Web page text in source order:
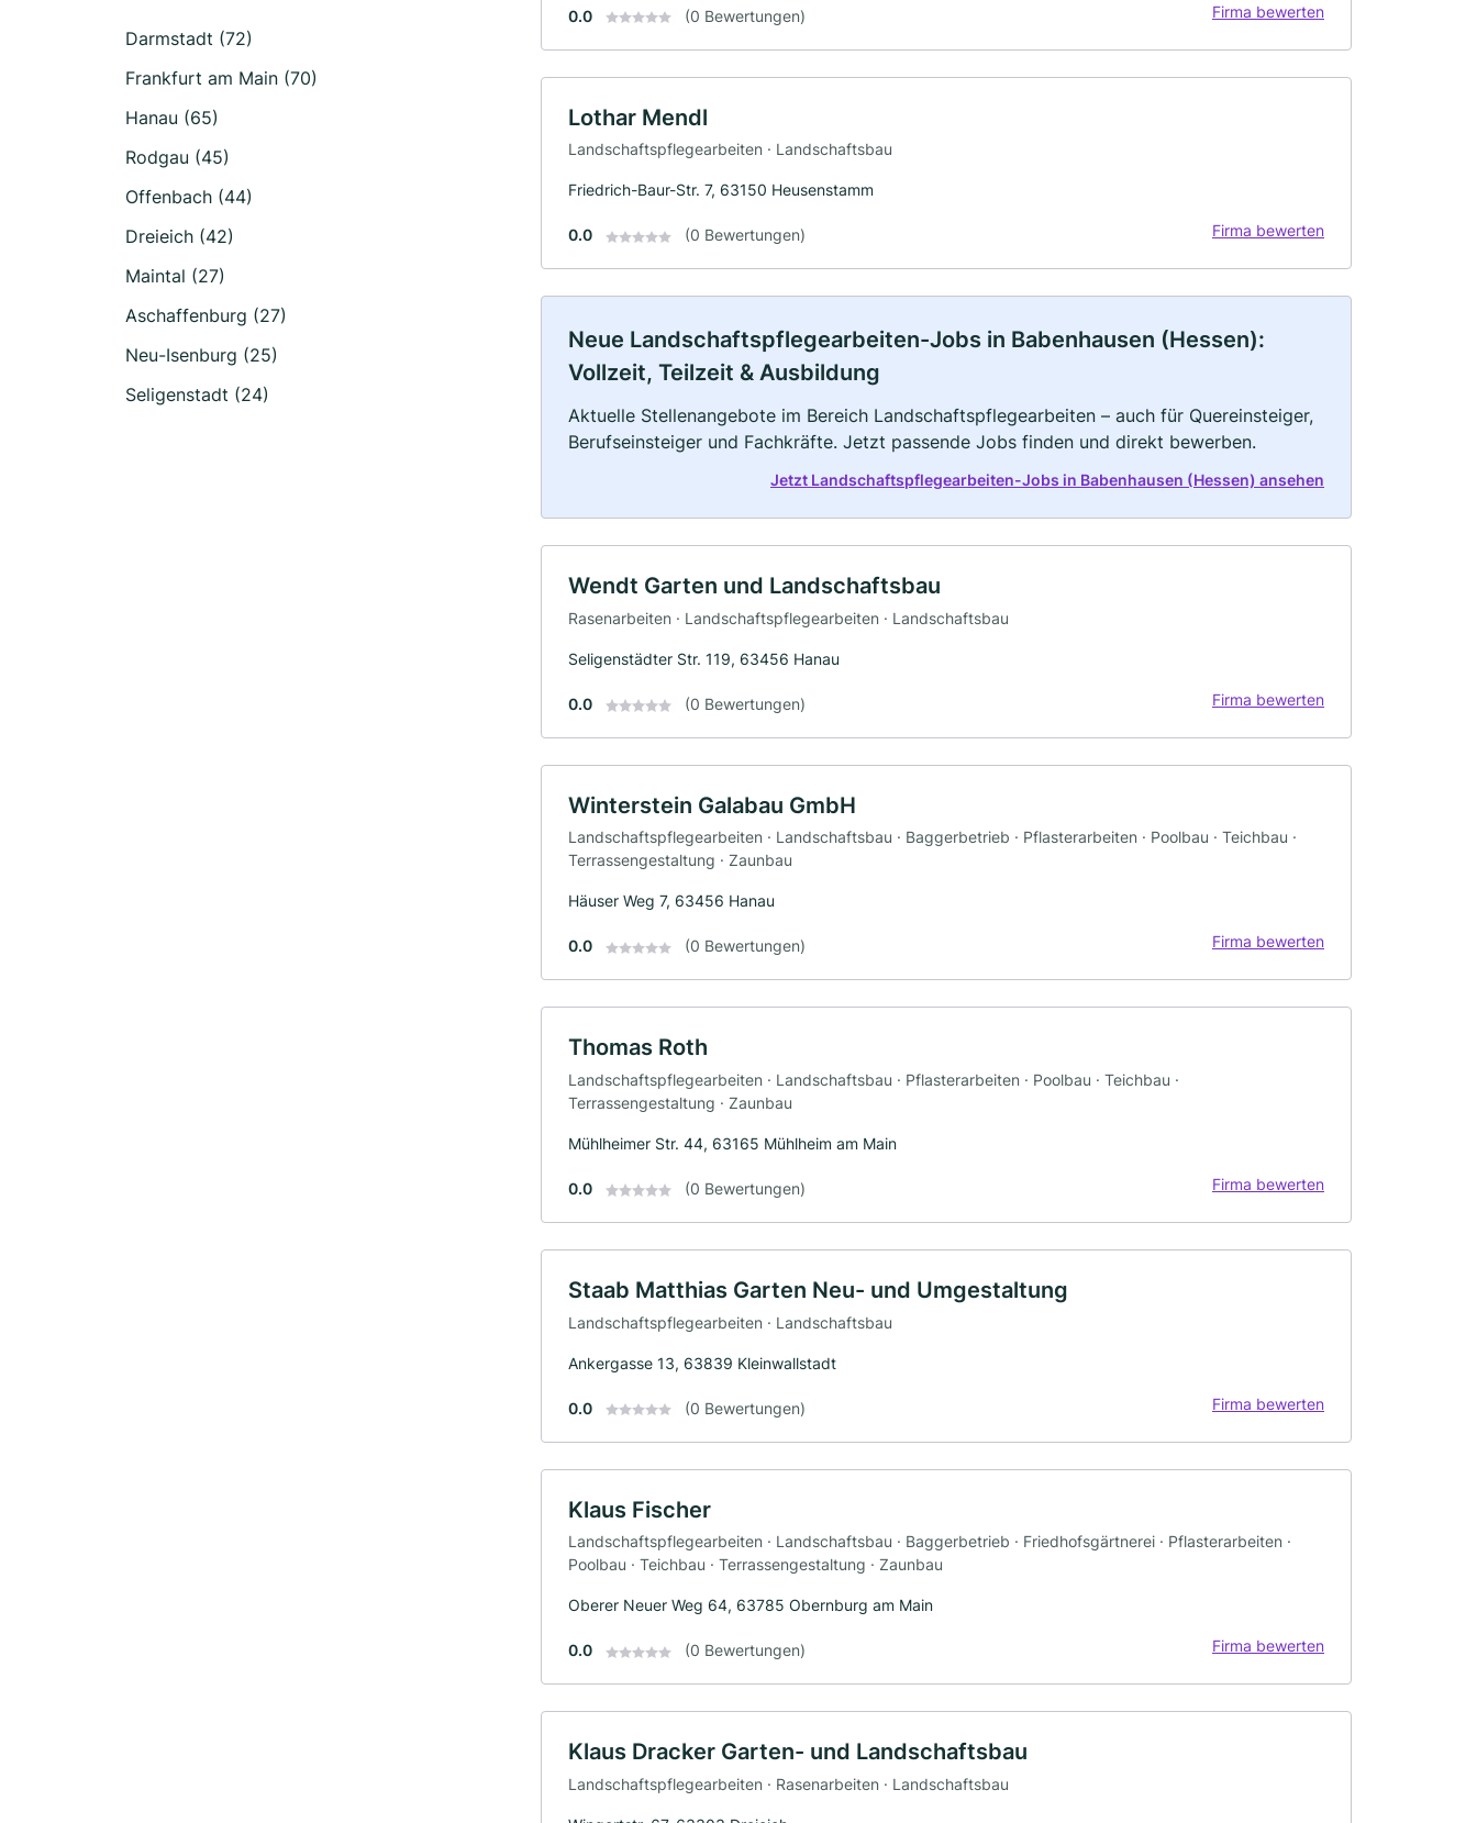
Darmstadt (72)
Frankfurt am Main (70)
Hanau (65)
Rodgau (45)
Offenbach (44)
Dreieich (42)
Maintal (27)
Aschaffenburg (27)
Neu-Isenburg (25)
Seligenstadt (24)
0.0 (0 Bewertungen) Firma bewerten
Lothar Mendl
Landschaftspflegearbeiten · Landschaftsbau
Friedrich-Baur-Str. 7, 63150 Heusenstamm
0.0 (0 Bewertungen) Firma bewerten
Neue Landschaftspflegearbeiten-Jobs in Babenhausen (Hessen):
Vollzeit, Teilzeit & Ausbildung
Aktuelle Stellenangebote im Bereich Landschaftspflegearbeiten – auch für Quereinsteiger,
Berufseinsteiger und Fachkräfte. Jetzt passende Jobs finden und direkt bewerben.
Jetzt Landschaftspflegearbeiten-Jobs in Babenhausen (Hessen) ansehen
Wendt Garten und Landschaftsbau
Rasenarbeiten · Landschaftspflegearbeiten · Landschaftsbau
Seligenstädter Str. 119, 63456 Hanau
0.0 (0 Bewertungen) Firma bewerten
Winterstein Galabau GmbH
Landschaftspflegearbeiten · Landschaftsbau · Baggerbetrieb · Pflasterarbeiten · Poolbau · Teichbau ·
Terrassengestaltung · Zaunbau
Häuser Weg 7, 63456 Hanau
0.0 (0 Bewertungen) Firma bewerten
Thomas Roth
Landschaftspflegearbeiten · Landschaftsbau · Pflasterarbeiten · Poolbau · Teichbau ·
Terrassengestaltung · Zaunbau
Mühlheimer Str. 44, 63165 Mühlheim am Main
0.0 (0 Bewertungen) Firma bewerten
Staab Matthias Garten Neu- und Umgestaltung
Landschaftspflegearbeiten · Landschaftsbau
Ankergasse 13, 63839 Kleinwallstadt
0.0 (0 Bewertungen) Firma bewerten
Klaus Fischer
Landschaftspflegearbeiten · Landschaftsbau · Baggerbetrieb · Friedhofsgärtnerei · Pflasterarbeiten ·
Poolbau · Teichbau · Terrassengestaltung · Zaunbau
Oberer Neuer Weg 64, 63785 Obernburg am Main
0.0 (0 Bewertungen) Firma bewerten
Klaus Dracker Garten- und Landschaftsbau
Landschaftspflegearbeiten · Rasenarbeiten · Landschaftsbau